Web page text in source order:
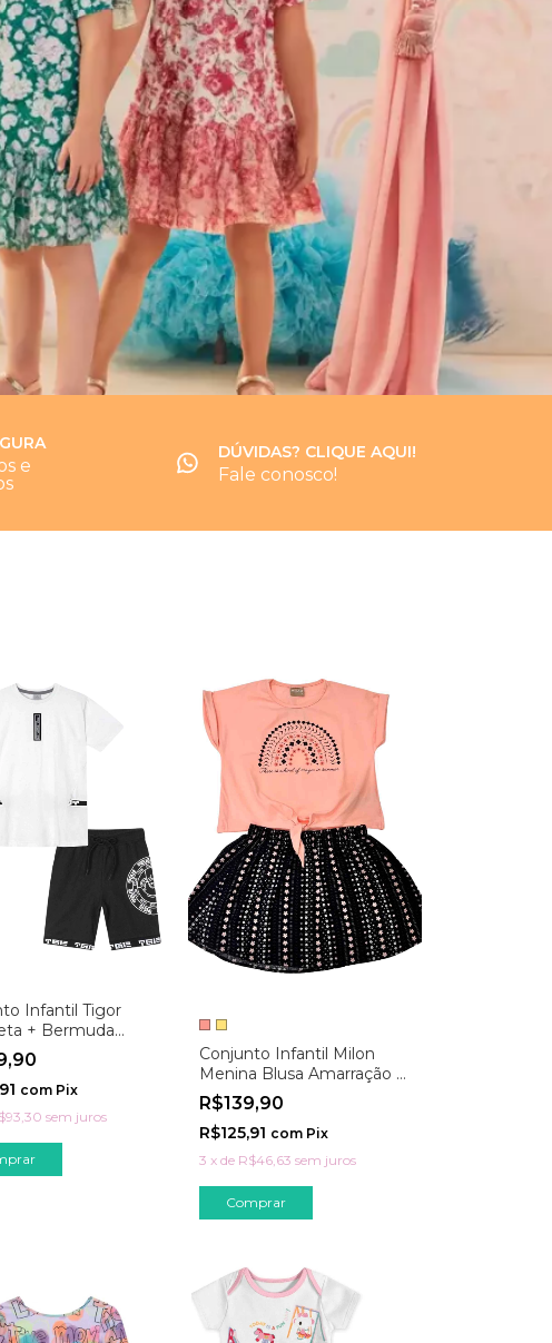
e
DÚVIDAS? CLIQUE AQUI!
Fale conosco!
Infantil Tigor
+ Bermuda
Labirinto
com Pix
sem juros
Conjunto Infantil Milon
Menina Blusa Amarração +
Short Saia
R$139,90
R$125,91 com Pix
3 x de R$46,63 sem juros
Comprar